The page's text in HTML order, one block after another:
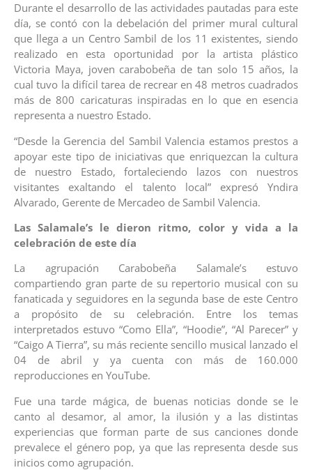
Durante el desarrollo de las actividades pautadas para este
día, se contó con la debelación del primer mural cultural
que llega a un Centro Sambil de los 11 existentes, siendo
realizado en esta oportunidad por la artista plástico
Victoria Maya, joven carabobeña de tan solo 15 años, la
cual tuvo la difícil tarea de recrear en 48 metros cuadrados
más de 800 caricaturas inspiradas en lo que en esencia
representa a nuestro Estado.
“Desde la Gerencia del Sambil Valencia estamos prestos a
apoyar este tipo de iniciativas que enriquezcan la cultura
de nuestro Estado, fortaleciendo lazos con nuestros
visitantes exaltando el talento local” expresó Yndira
Alvarado, Gerente de Mercadeo de Sambil Valencia.
Las Salamale’s le dieron ritmo, color y vida a la
celebración de este día
La agrupación Carabobeña Salamale’s estuvo
compartiendo gran parte de su repertorio musical con su
fanaticada y seguidores en la segunda base de este Centro
a propósito de su celebración. Entre los temas
interpretados estuvo “Como Ella”, “Hoodie”, “Al Parecer” y
“Caigo A Tierra”, su más reciente sencillo musical lanzado el
04 de abril y ya cuenta con más de 160.000
reproducciones en YouTube.
Fue una tarde mágica, de buenas noticias donde se le
canto al desamor, al amor, la ilusión y a las distintas
experiencias que forman parte de sus canciones donde
prevalece el género pop, ya que las representa desde sus
inicios como agrupación.